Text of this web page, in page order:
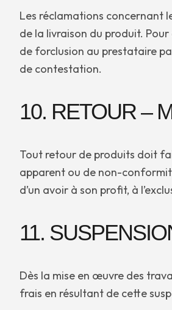
Les réclamations concernant
de la livraison du produit.
de forclusion au prestataire
de contestation.
10. RETOUR –
Tout retour de produits doit
apparent ou de non-
d’un avoir à son profit, à
11.
Dès la mise en œuvre des
frais en résultant de cette